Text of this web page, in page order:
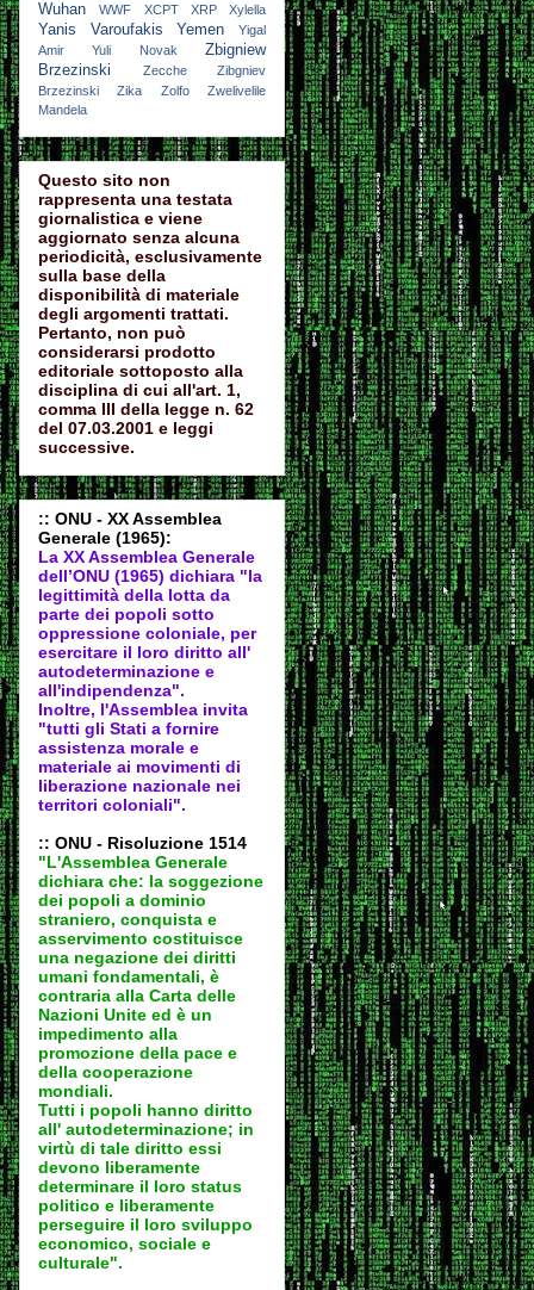
Wuhan
WWF XCPT XRP Xylella
Yanis Varoufakis Yemen
Yigal
Amir
Yuli Novak
Zbigniew
Brzezinski
Zecche
Zibgniev
Brzezinski
Zika Zolfo
Zwelivelile
Mandela
Questo sito non
rappresenta una testata
giornalistica e viene
aggiornato senza alcuna
periodicità, esclusivamente
sulla base della
disponibilità di materiale
degli argomenti trattati.
Pertanto, non può
considerarsi prodotto
editoriale sottoposto alla
disciplina di cui all'art. 1,
comma III della legge n. 62
del 07.03.2001 e leggi
successive.
:: ONU - XX Assemblea
Generale (1965):
La XX Assemblea Generale
dell’ONU (1965) dichiara "la
legittimità della lotta da
parte dei popoli sotto
oppressione coloniale, per
esercitare il loro diritto all'
autodeterminazione e
all'indipendenza".
Inoltre, l'Assemblea invita
"tutti gli Stati a fornire
assistenza morale e
materiale ai movimenti di
liberazione nazionale nei
territori coloniali".
:: ONU - Risoluzione 1514
"L'Assemblea Generale
dichiara che: la soggezione
dei popoli a dominio
straniero, conquista e
asservimento costituisce
una negazione dei diritti
umani fondamentali, è
contraria alla Carta delle
Nazioni Unite ed è un
impedimento alla
promozione della pace e
della cooperazione
mondiali.
Tutti i popoli hanno diritto
all' autodeterminazione; in
virtù di tale diritto essi
devono liberamente
determinare il loro status
politico e liberamente
perseguire il loro sviluppo
economico, sociale e
culturale".